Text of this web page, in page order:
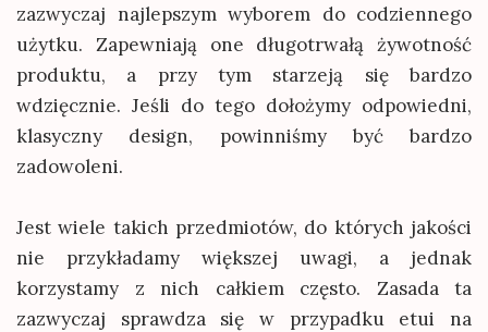
zazwyczaj najlepszym wyborem do codziennego
użytku. Zapewniają one długotrwałą żywotność
produktu, a przy tym starzeją się bardzo
wdzięcznie. Jeśli do tego dołożymy odpowiedni,
klasyczny design, powinniśmy być bardzo
zadowoleni.
Jest wiele takich przedmiotów, do których jakości
nie przykładamy większej uwagi, a jednak
korzystamy z nich całkiem często. Zasada ta
zazwyczaj sprawdza się w przypadku etui na